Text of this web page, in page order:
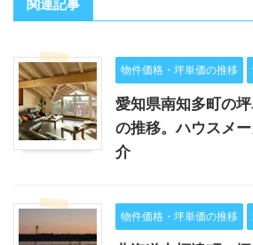
関連記事
物件価格・坪単価の推移
愛知県南知多町の
の推移。ハウスメ
介
物件価格・坪単価の推移